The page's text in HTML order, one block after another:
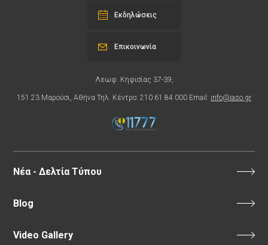
Εκδηλώσεις
Λεωφ. Κηφισίας 37-39,
151 23 Μαρούσι, Αθήνα Τηλ. Κέντρο: 210 61 84 000 Email: info@iaso.gr
Επικοινωνία
Νέα - Δελτία Τύπου
Blog
Video Gallery